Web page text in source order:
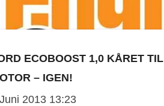
ECOBOOST 1,0 KÅRET
– IGEN!
2013 13:23